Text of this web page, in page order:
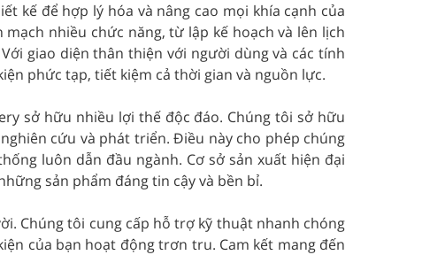
kế để hợp lý hóa và nâng cao mọi khía cạnh của
nhiều chức năng, từ lập kế hoạch và lên lịch
giao diện thân thiện với người dùng và các tính
phức tạp, tiết kiệm cả thời gian và nguồn lực.
sở hữu nhiều lợi thế độc đáo. Chúng tôi sở hữu
cứu và phát triển. Điều này cho phép chúng
luôn dẫn đầu ngành. Cơ sở sản xuất hiện đại
sản phẩm đáng tin cậy và bền bỉ.
Chúng tôi cung cấp hỗ trợ kỹ thuật nhanh chóng
của bạn hoạt động trơn tru. Cam kết mang đến